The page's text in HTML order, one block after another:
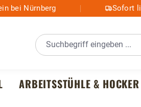
bei Nürnberg Sofort
ARBEITSSTÜHLE & HOCKER